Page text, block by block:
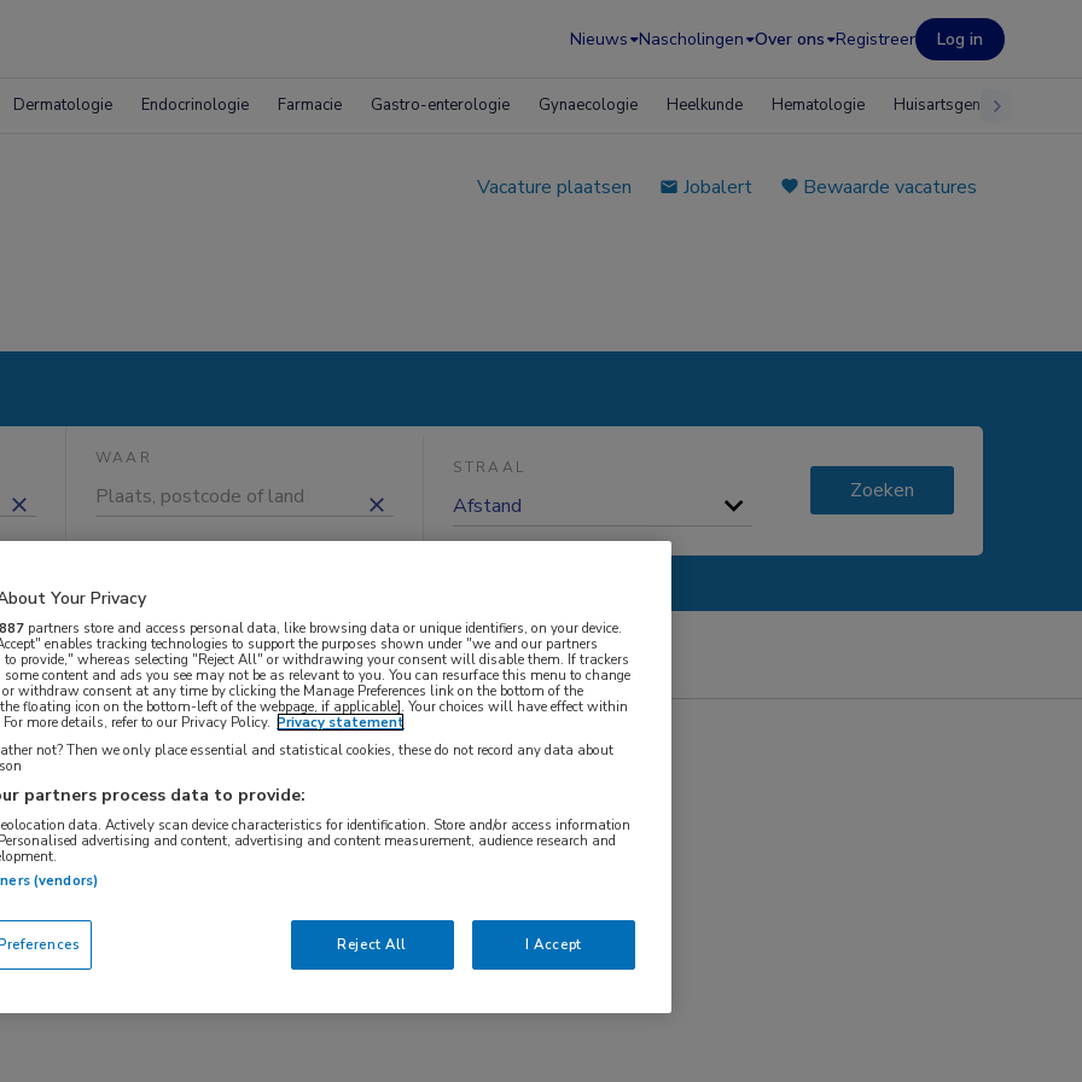
Nieuws Nascholingen Over ons Registreer Log in
Dermatologie Endocrinologie Farmacie Gastro-enterologie Gynaecologie Heelkunde Hematologie Huisartsgeneeskunde
Vacature plaatsen Jobalert
Bewaarde vacatures
WAAR STRAAL
Zoeken
direct via Medische banenbank op uw
872 Artsen vacatures. De Artsen
als of alsRSS-feed
vacatures voor Artsen
Your Privacy
887 partners store and access personal data, like browsing data or unique identifiers, on your device.
enables tracking technologies to support the purposes shown under "we and our partners
to provide," whereas selecting "Reject All" or withdrawing your consent will disable them. If trackers
some content and ads you see may not be as relevant to you. You can resurface this menu to change
or withdraw consent at any time by clicking the Manage Preferences link on the bottom of the
floating icon on the bottom-left of the webpage, if applicable]. Your choices will have effect within
more details, refer to our Privacy Policy. Privacy statement
not? Then we only place essential and statistical cookies, these do not record any data about
partners process data to provide:
data. Actively scan device characteristics for identification. Store and/or access information
advertising and content, advertising and content measurement, audience research and
(vendors)
Reject All I Accept